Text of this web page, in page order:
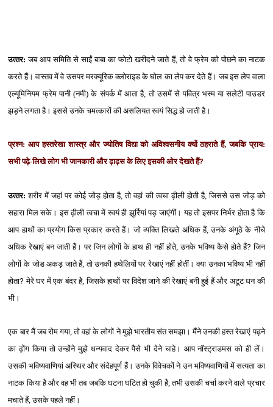
उत्‍तर: जब आप समिति से साईं बाबा का फोटो खरीदने जाते हैं, तो वे फ्रेम को पोछने का नाटक
करते हैं। वास्‍तव में वे उसपर मरक्‍यूरिक क्‍लोराइड के घोल का लेप कर देते हैं। जब इस लेप वाला
एल्‍यूमिनियम फ्रेम पानी (नमी) के संपर्क में आता है, तो उसमें से पवित्र भस्‍म या सलेटी पाउडर
झड़ने लगता है। इससे उनके चमत्‍कारों की असलियत स्‍वयं सिद्ध हो जाती है।
प्रश्‍न: आप हस्‍तरेखा शास्‍त्र और ज्‍योतिष विद्या को अविश्‍वसनीय क्‍यों ठहराते हैं, जबकि प्राय:
सभी पढ़े-लिखे लोग भी जानकारी और ढ़ाढ़स के लिए इसकी ओर देखते हैं?
उत्‍तर: शरीर में जहां पर कोई जोड़ होता है, तो वहां की त्‍वचा ढ़ीली होती है, जिससे उस जोड़ को
सहारा मिल सके। इस ढ़ीली त्‍वचा में स्‍वयं ही झुर्रियां पड़ जाएंगीं। यह तो इसपर निर्भर होता है कि
आप हाथों का प्रयोग किस प्रकार करते हैं। जो व्‍यक्ति लिखते अधिक हैं, उनके अंगूठे के नीचे
अधिक रेखाएं बन जाती हैं। पर जिन लोगों के हाथ ही नहीं होते, उनके भविष्‍य कैसे होते हैं? जिन
लोगों के जोड अकड़ जाते हैं, तो उनकी हथेलियों पर रेखाएं नहीं होतीं। क्‍या उनका भविष्‍य भी नहीं
होता? मेरे घर में एक बंदर है, जिसके हाथों पर विदेश जाने की रेखाएं बनी हुई हैं और अटूट धन की
भी।
एक बार मैं जब रोम गया, तो वहां के लोगों ने मुझे भारतीय संत समझा। मैंने उनकी हस्‍त रेखाएं पढ़ने
का ढ़ोंग किया तो उन्‍होंने मुझे धन्‍यवाद देकर पैसे भी देने चाहे। आप नॉस्‍ट्राडमस को ही लें।
उसकी भविष्‍यवाणियां अस्थिर और संदेहपूर्ण हैं। उनके विवेचकों ने उन भविष्‍यवाणियों में सत्‍यता का
नाटक किया है और वह भी तब जबकि घटना घटित हो चुकी है, तभी उसकी चर्चा करने वाले प्रचार
मचाते हैं, उसके पहले नहीं।